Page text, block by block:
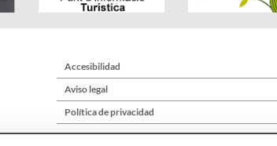
Accesibilidad
Aviso legal
Política de privacidad